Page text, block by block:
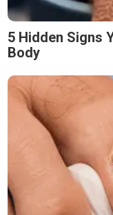
5 Hidden Signs
Body